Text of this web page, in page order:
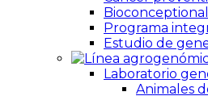
Bioconceptional
Programa
Estudio de
Laboratorio
Animales